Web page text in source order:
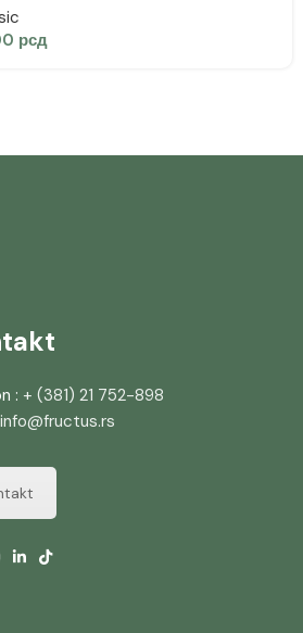
рсд
: + (381) 21 752-898
info@fructus.rs